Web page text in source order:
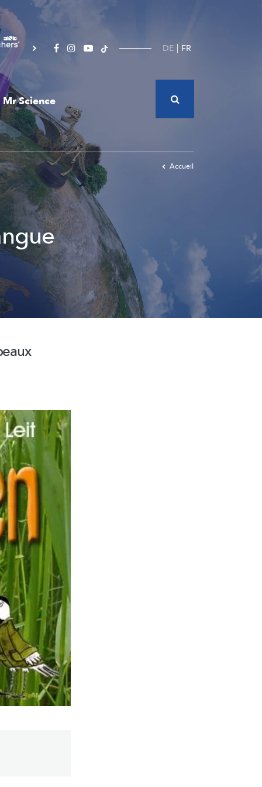
DE FR
Mr Science
Accueil